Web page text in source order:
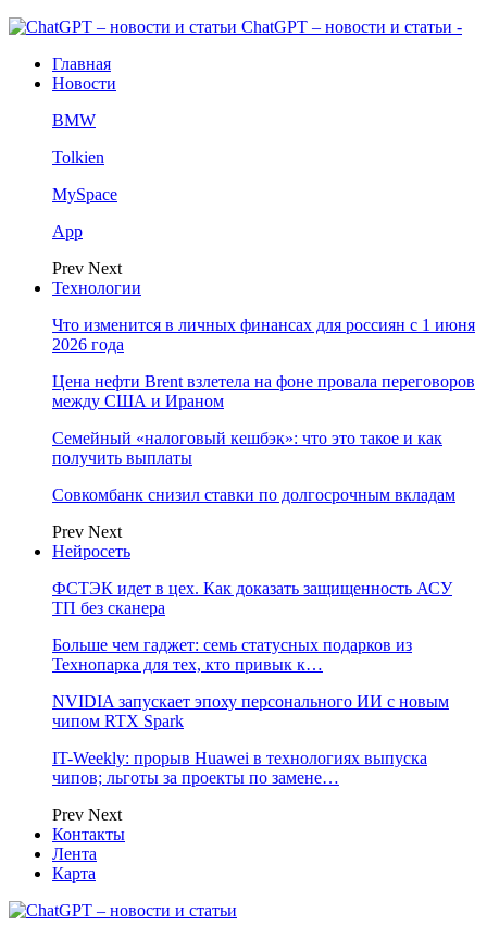
ChatGPT – новости и статьи -
Главная
Новости
BMW
Tolkien
MySpace
App
Prev Next
Технологии
Что изменится в личных финансах для россиян с 1 июня
2026 года
Цена нефти Brent взлетела на фоне провала переговоров
между США и Ираном
Семейный «налоговый кешбэк»: что это такое и как
получить выплаты
Совкомбанк снизил ставки по долгосрочным вкладам
Prev Next
Нейросеть
ФСТЭК идет в цех. Как доказать защищенность АСУ
ТП без сканера
Больше чем гаджет: семь статусных подарков из
Технопарка для тех, кто привык к…
NVIDIA запускает эпоху персонального ИИ с новым
чипом RTX Spark
IT-Weekly: прорыв Huawei в технологиях выпуска
чипов; льготы за проекты по замене…
Prev Next
Контакты
Лента
Карта